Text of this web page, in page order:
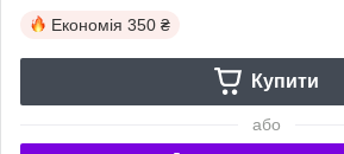
Економія 350 ₴
Купити
або